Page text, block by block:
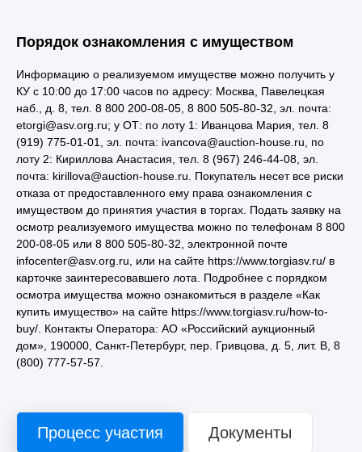
Порядок ознакомления с имуществом
Информацию о реализуемом имуществе можно получить у
КУ с 10:00 до 17:00 часов по адресу: Москва, Павелецкая
наб., д. 8, тел. 8 800 200-08-05, 8 800 505-80-32, эл. почта:
etorgi@asv.org.ru; у ОТ: по лоту 1: Иванцова Мария, тел. 8
(919) 775-01-01, эл. почта: ivancova@auction-house.ru, по
лоту 2: Кириллова Анастасия, тел. 8 (967) 246-44-08, эл.
почта: kirillova@auction-house.ru. Покупатель несет все риски
отказа от предоставленного ему права ознакомления с
имуществом до принятия участия в торгах. Подать заявку на
осмотр реализуемого имущества можно по телефонам 8 800
200-08-05 или 8 800 505-80-32, электронной почте
infocenter@asv.org.ru, или на сайте https://www.torgiasv.ru/ в
карточке заинтересовавшего лота. Подробнее с порядком
осмотра имущества можно ознакомиться в разделе «Как
купить имущество» на сайте https://www.torgiasv.ru/how-to-
buy/. Контакты Оператора: АО «Российский аукционный
дом», 190000, Санкт-Петербург, пер. Гривцова, д. 5, лит. В, 8
(800) 777-57-57.
Процесс участия Документы